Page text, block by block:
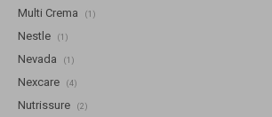
Multi Crema (1)
Nestle (1)
Nevada (1)
Nexcare (4)
Nutrissure (2)